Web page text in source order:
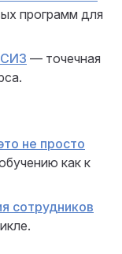
программ для
СИЗ — точечная
не просто
как к
сотрудников